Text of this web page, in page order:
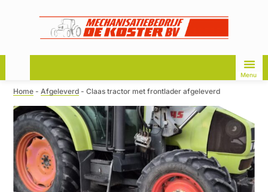
Menu
Home -Afgeleverd -Claas tractor met frontlader afgeleverd